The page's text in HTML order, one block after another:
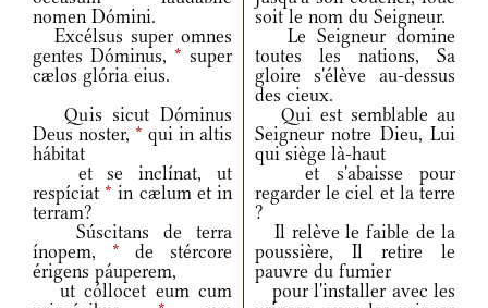
nomen Dómini.
soit le nom du Seigneur.
Excélsus super omnes
gentes Dóminus, * super
cælos glória eius.
Le Seigneur domine
toutes les nations, Sa
gloire s'élève au-dessus
des cieux.
Quis sicut Dóminus
Deus noster, * qui in altis
hábitat
Qui est semblable au
Seigneur notre Dieu, Lui
qui siège là-haut
et se inclínat, ut
respíciat* in cælum et in
terram?
et s'abaisse pour
regarder le ciel et la terre
?
Súscitans de terra
ínopem, * de stércore
érigens páuperem,
Il relève le faible de la
poussière, Il retire le
pauvre du fumier
ut cóllocet eum cum
pour l'installer avec les